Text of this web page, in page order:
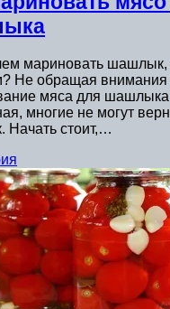
мариновать шашлык,
Не обращая внимания
мяса для шашлыка
многие не могут
Начать стоит,…